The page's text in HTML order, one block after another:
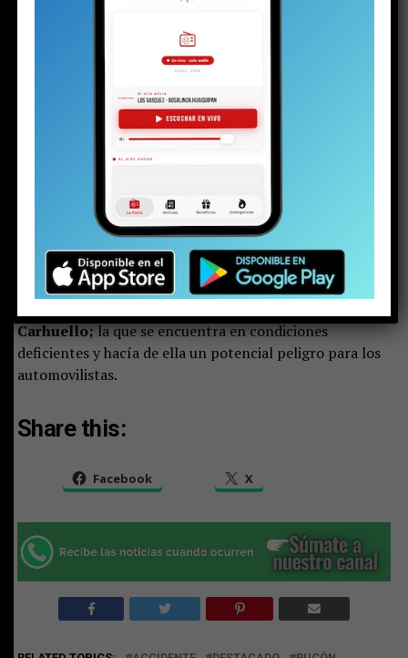
El Ministerio Público encargó la investigación del por
qué ocurrió el accidente yla dinámica del fatal
acontecimiento a la Sección de Investigación de
Accidentes del Tránsito (SIAT) de la policía
uniformada; unidad que trabajó hasta altas horas de
la madrugada; por lo que al cierre de esta nota; aún no
Luego del hecho, la ruta entre Pucón y Caburgua
cortada hasta las tres de la madrugada
aproximadamente; por lo que los automovilistas
que circulaban por la vía debieron buscar
Carhuello;la que se encuentra en condiciones
deficientes y hacía de ella un potencial peligro para los
automovilistas.
Share this:
Facebook X